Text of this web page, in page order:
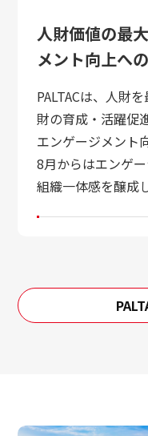
人財価値の最
メント向上へ
PALTACは、人財
財の育成・活躍促
エンゲージメント
8月からはエンゲ
組織一体感を醸成